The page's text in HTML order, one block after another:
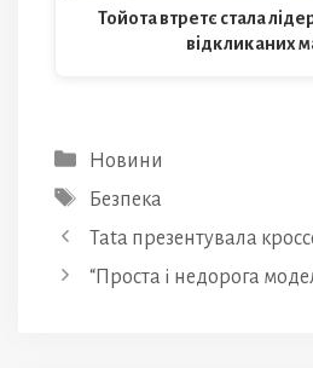
Тойота втретє стала
відкликаних
Категорії
Новини
Позначки
Безпека
Tata презентувала
“Проста і недорога